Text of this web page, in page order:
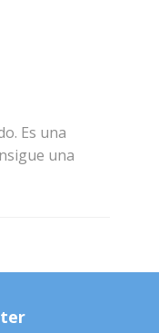
Es una
una